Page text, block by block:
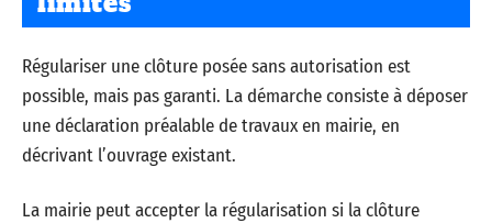
Régulariser une clôture posée sans autorisation est
possible, mais pas garanti. La démarche consiste à déposer
une déclaration préalable de travaux en mairie, en
décrivant l’ouvrage existant.
La mairie peut accepter la régularisation si la clôture